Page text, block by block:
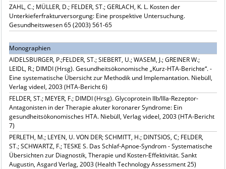
ZAHL, C.; MÜLLER, D.; FELDER, ST.; GERLACH, K. L. Kosten der
Unterkieferfrakturversorgung: Eine prospektive Untersuchung.
Gesundheitswesen 65 (2003) 561-65
Monographien
AIDELSBURGER, P.;FELDER, ST.; SIEBERT, U.; WASEM, J.; GREINER W.;
LEIDL, R.; DIMDI (Hrsg). Gesundheitsökonomische „Kurz-HTA-Berichte“. -
Eine systematische Übersicht zur Methodik und Implemantation. Niebüll,
Verlag videel, 2003 (HTA-Bericht 6)
FELDER, ST.; MEYER, F.; DIMDI (Hrsg). Glycoprotein IIb/IIIa-Rezeptor-
Antagonisten in der Therapie akuter koronarer Syndrome: Ein
gesundheitsökonomisches HTA. Niebüll, Verlag videel, 2003 (HTA-Bericht
7)
PERLETH, M.; LEYEN, U. VON DER; SCHMITT, H.; DINTSIOS, C; FELDER,
ST.; SCHWARTZ, F.; TESKE S. Das Schlaf-Apnoe-Syndrom - Systematische
Übersichten zur Diagnostik, Therapie und Kosten-Effektivität. Sankt
Augustin, Asgard Verlag, 2003 (Health Technology Assessment 25)